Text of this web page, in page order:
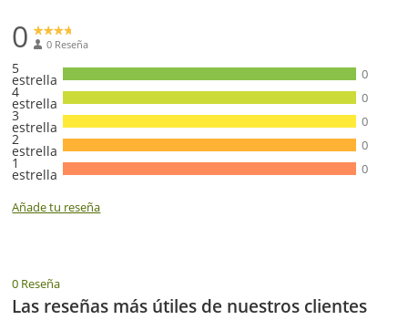
0 0 Reseña
5
estrella 0
4
estrella 0
3
estrella 0
2
estrella 0
1
estrella 0
Añade tu reseña
0 Reseña
Las reseñas más útiles de nuestros clientes